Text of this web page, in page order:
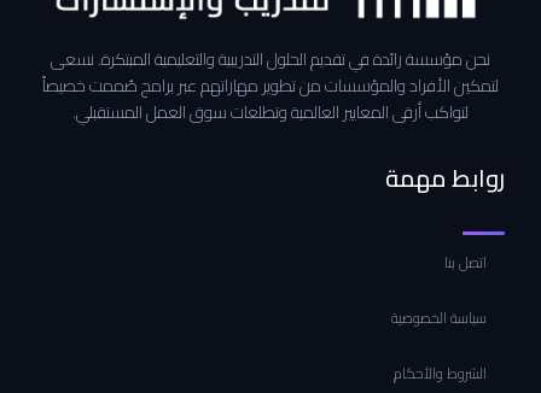
نحن مؤسسة رائدة في تقديم الحلول التدريبية والتعليمية المبتكرة. نسعى
لتمكين الأفراد والمؤسسات من تطوير مهاراتهم عبر برامج صُممت خصيصاً
لتواكب أرقى المعايير العالمية وتطلعات سوق العمل المستقبلي.
روابط مهمة
اتصل بنا
سياسة الخصوصية
الشروط والأحكام